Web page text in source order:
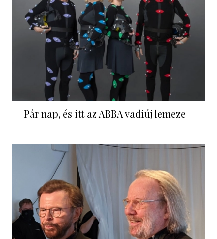
Pár nap, és itt az ABBA vadiúj lemeze